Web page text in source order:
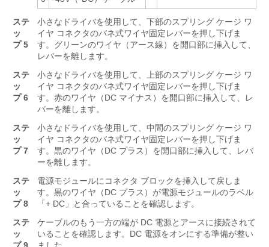
ステ
ッ
プ 5
小さなドライバを使用して、下部のスプリング ケージ ワ
イヤ コネクタのバネ式ワイヤ固定レバーを押し下げま
す。グリーンのワイヤ（アース線）を開口部に挿入して、
レバーを離します。
ステ
ッ
プ 6
小さなドライバを使用して、上部のスプリング ケージ ワ
イヤ コネクタのバネ式ワイヤ固定レバーを押し下げま
す。赤のワイヤ（DC マイナス）を開口部に挿入して、レ
バーを離します。
ステ
ッ
プ 7
小さなドライバを使用して、中間のスプリング ケージ ワ
イヤ コネクタのバネ式ワイヤ固定レバーを押し下げま
す。黒のワイヤ（DC プラス）を開口部に挿入して、レバ
ーを離します。
ステ
ッ
プ 8
電源モジュールにコネクタ ブロックを挿入して戻しま
す。黒のワイヤ（DC プラス）が電源モジュールのラベル
「+ DC」と合っていることを確認します。
ステ
ッ
ケーブルのもう一方の端が DC 電源とアースに接続されて
いることを確認します。DC 電源をオンにする準備が整い